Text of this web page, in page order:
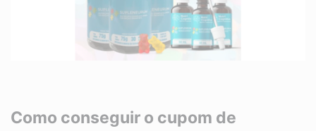
Como conseguir o cupom de